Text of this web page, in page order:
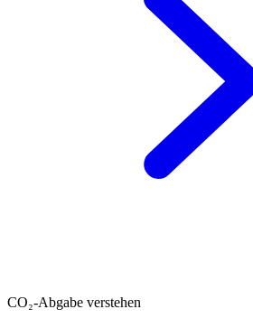
CO₂-Abgabe verstehen